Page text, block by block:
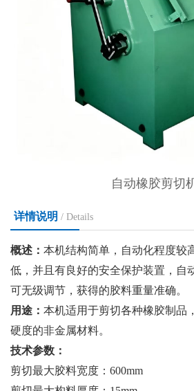
自动橡胶剪切
详情说明 / Details
概述： 本机结构简单，自动化程度较
低，并且有良好的安全保护装置，自
可无级调节，获得的胶料重量准确。
用途： 本机适用于剪切各种橡胶制品
硬度的非金属材料。
技术参数：
剪切最大胶料宽度： 600mm